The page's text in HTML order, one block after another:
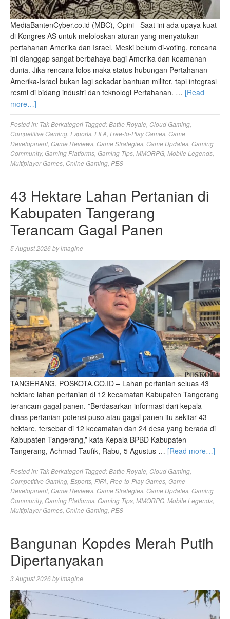
MediaBantenCyber.co.id (MBC), Opini –Saat ini ada upaya kuat
di Kongres AS untuk meloloskan aturan yang menyatukan
pertahanan Amerika dan Israel. Meski belum di-voting, rencana
ini dianggap sangat berbahaya bagi Amerika dan keamanan
dunia. Jika rencana lolos maka status hubungan Pertahanan
Amerika-Israel bukan lagi sekadar bantuan militer, tapi integrasi
resmi di bidang industri dan teknologi Pertahanan. … [Read
more…]
Posted in: Tak Berkategori Tagged:Battle Royale Cloud Gaming
Competitive Gaming Esports FIFA Free-to-Play Games Game
Development, Game Reviews Game Strategies Game Updates Gaming
Community, Gaming Platforms Gaming Tips MMORPG Mobile Legends
Multiplayer Games Online Gaming PES
43 Hektare Lahan Pertanian di
Kabupaten Tangerang
Terancam Gagal Panen
5 August 2026byimagine
‎TANGERANG, POSKOTA.CO.ID – Lahan pertanian seluas 43
hektare lahan pertanian di 12 kecamatan Kabupaten Tangerang
terancam gagal panen. ‎”Berdasarkan informasi dari kepala
dinas pertanian potensi puso atau gagal panen itu sekitar 43
hektare, tersebar di 12 kecamatan dan 24 desa yang berada di
Kabupaten Tangerang,” kata ‎Kepala BPBD Kabupaten
Tangerang, Achmad Taufik, Rabu, 5 Agustus … [Read more…]
Posted in: Tak Berkategori Tagged:Battle Royale Cloud Gaming
Competitive Gaming Esports FIFA Free-to-Play Games Game
Development, Game Reviews Game Strategies Game Updates Gaming
Community, Gaming Platforms Gaming Tips MMORPG Mobile Legends
Multiplayer Games Online Gaming PES
Bangunan Kopdes Merah Putih
Dipertanyakan
3 August 2026byimagine